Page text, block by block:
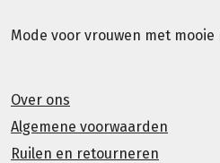
Mode voor vrouwen met
Over ons
Algemene voorwaarden
Ruilen en retourneren